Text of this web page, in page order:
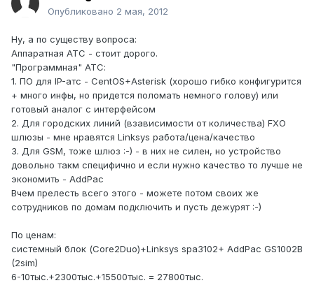
Опубликовано 2 мая, 2012
Ну, а по существу вопроса:
Аппаратная АТС - стоит дорого.
"Программная" АТС:
1. ПО для IP-атс - CentOS+Asterisk (хорошо гибко конфигурится
+ много инфы, но придется поломать немного голову) или
готовый аналог с интерфейсом
2. Для городских линий (взависимости от количества) FXO
шлюзы - мне нравятся Linksys работа/цена/качество
3. Для GSM, тоже шлюз :-) - в них не силен, но устройство
довольно такм специфично и если нужно качество то лучше не
экономить - AddPac
Вчем прелесть всего этого - можете потом своих же
сотрудников по домам подключить и пусть дежурят :-)
По ценам:
системный блок (Core2Duo)+Linksys spa3102+ AddPac GS1002B
(2sim)
6-10тыс.+2300тыс.+15500тыс. = 27800тыс.